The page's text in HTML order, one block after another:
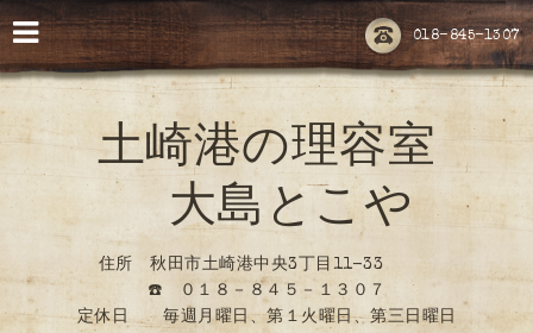
018-845-1307
土崎港の理容室
大島とこや
住所 秋田市土崎港中央3丁目11-33
☎️ ０１８－８４５－１３０７
定休日 毎週月曜日、第１火曜日、第三日曜日